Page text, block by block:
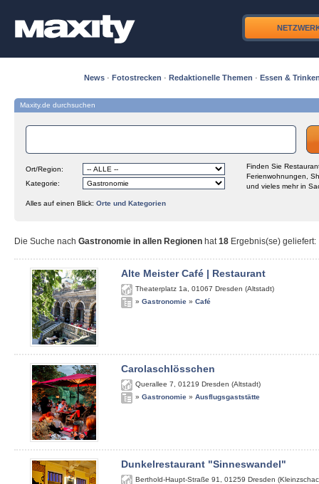
News · Fotostrecken · Redaktionelle Themen · Essen &
Maxity.de durchsuchen
Ort/Region:
Kategorie:
Finden Sie
Ferienwohnungen,
und vieles mehr in
Alles auf einen Blick: Orte und Kategorien
Die Suche nach Gastronomie in allen Regionen hat18 Ergebnis(se) geliefert:
Alte Meister Café | Restaurant
Theaterplatz 1a 01067 Dresden (Altstadt)
» Gastronomie » Café
Carolaschlösschen
Querallee 7 01219 Dresden (Altstadt)
» Gastronomie » Ausflugsgaststätte
Dunkelrestaurant "Sinneswandel"
Berthold-Haupt-Straße 91 01259 Dresden